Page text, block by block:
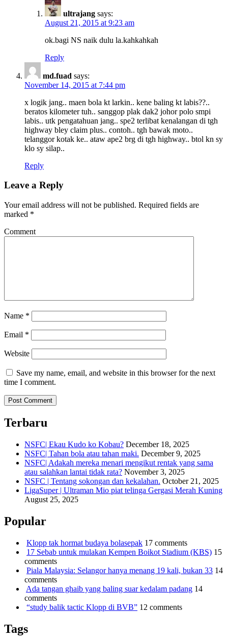
ultrajang says:
August 21, 2015 at 9:23 am
ok.bagi NS naik dulu la.kahkahkah
Reply
md.fuad says:
November 14, 2015 at 7:44 pm
x logik jang.. maen bola kt larkin.. kene baling kt labis??..
beratos kilometer tuh.. sanggop plak dak2 johor polo smpi
labis.. utk pengatahuan jang.. spe2 terlibat kenalangan di tgh
highway bley claim plus.. contoh.. tgh bawak moto..
telanggor kotak ke.. ataw ape2 brg di tgh highway.. btol kn sy
klo sy silap..
Reply
Leave a Reply
Your email address will not be published. Required fields are
marked *
Comment
Name *
Email *
Website
Save my name, email, and website in this browser for the next
time I comment.
Terbaru
NSFC| Ekau Kudo ko Kobau? December 18, 2025
NSFC| Tahan bola atau tahan maki. December 9, 2025
NSFC| Adakah mereka menari mengikut rentak yang sama
atau salahkan lantai tidak rata? November 3, 2025
NSFC | Tentang sokongan dan kekalahan. October 21, 2025
LigaSuper | Ultraman Mio piat telinga Gergasi Merah Kuning
August 25, 2025
Popular
Klopp tak hormat budaya bolasepak 17 comments
17 Sebab untuk mulakan Kempen Boikot Stadium (KBS) 15
comments
Piala Malaysia: Selangor hanya menang 19 kali, bukan 33 14
comments
Ada tangan ghaib yang baling suar kedalam padang 14
comments
“study balik tactic Klopp di BVB” 12 comments
Tags